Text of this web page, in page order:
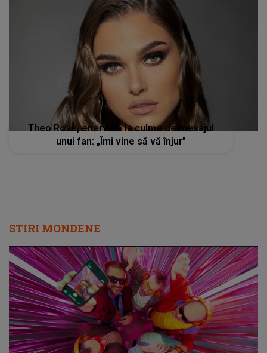
Theo Rose, enervată la culme de mesajul
unui fan: „Îmi vine să vă înjur”
STIRI MONDENE